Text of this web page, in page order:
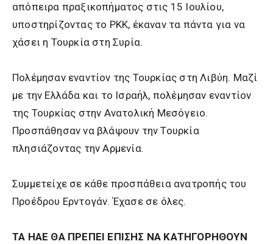
απόπειρα πραξικοπήματος στις 15 Ιουλίου,
υποστηρίζοντας το ΡΚΚ, έκαναν τα πάντα για να
χάσει η Τουρκία στη Συρία.
Πολέμησαν εναντίον της Τουρκίας στη Λιβύη. Μαζί
με την Ελλάδα και το Ισραήλ, πολέμησαν εναντίον
της Τουρκίας στην Ανατολική Μεσόγειο.
Προσπάθησαν να βλάψουν την Τουρκία
πλησιάζοντας την Αρμενία.
Συμμετείχε σε κάθε προσπάθεια ανατροπής του
Προέδρου Ερντογάν. Έχασε σε όλες.
ΤΑ ΗΑΕ ΘΑ ΠΡΕΠΕΙ ΕΠΙΣΗΣ ΝΑ ΚΑΤΗΓΟΡΗΘΟΥΝ